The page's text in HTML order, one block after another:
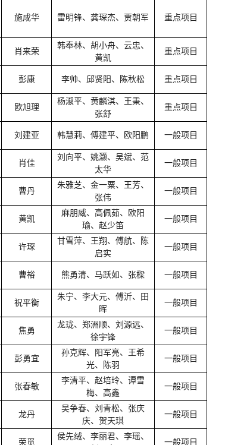
施成华 雷明锋、龚琛杰、贾朝军 重点项目
肖来荣
韩奉林、胡小舟、云忠、
黄凯
重点项目
彭康 李帅、邱贤阳、陈秋松 重点项目
欧旭理
杨淑平、黄麟淇、王秉、
张舒
重点项目
刘建亚 韩慧莉、傅建平、欧阳鹏 一般项目
肖佳
刘向平、姚灏、吴斌、范
太华
一般项目
曹丹
朱雅芝、金一粟、王芳、
张伟
一般项目
黄凯
麻朋威、高佩茹、欧阳
瑜、赵少笛
一般项目
许琛
甘雪萍、王翔、傅航、陈
启实
一般项目
曹裕 熊勇清、马跃如、张樑 一般项目
祝平衡
朱宁、李大元、傅沂、田
晖
一般项目
焦勇
龙珑、郑洲顺、刘源远、
徐宇锋
一般项目
彭勇宜
孙克辉、阳军亮、王希
光、陈羽
一般项目
张春敏
李清平、赵培玲、谭雪
梅、高鑫
一般项目
龙丹
吴争春、刘青松、张庆
庆、贺天琪
一般项目
荣觅
侯先绒、李丽君、李瑶、
一般项目